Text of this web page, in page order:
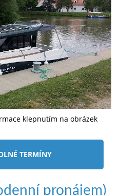
klepnutím na obrázek
TERMÍNY
pronájem)